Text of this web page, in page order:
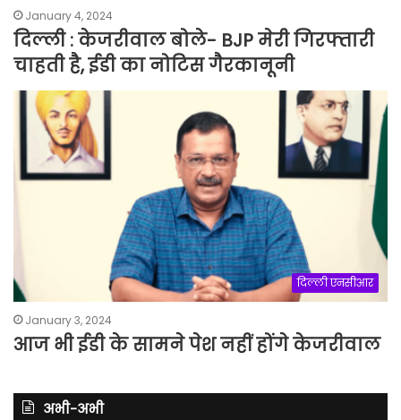
January 4, 2024
दिल्ली : केजरीवाल बोले- BJP मेरी गिरफ्तारी
चाहती है, ईडी का नोटिस गैरकानूनी
दिल्ली एनसीआर
January 3, 2024
आज भी ईडी के सामने पेश नहीं होंगे केजरीवाल
अभी-अभी